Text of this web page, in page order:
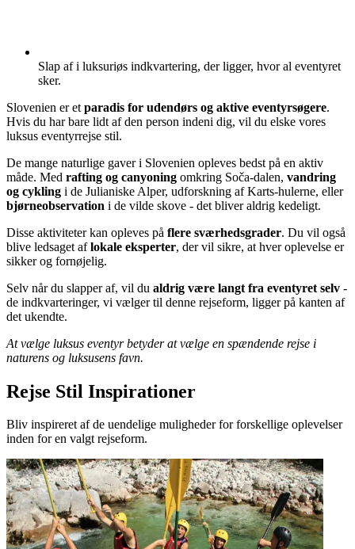
Slap af i luksuriøs indkvartering, der ligger, hvor al eventyret
sker.
Slovenien er et paradis for udendørs og aktive eventyrsøgere.
Hvis du har bare lidt af den person indeni dig, vil du elske vores
luksus eventyrrejse stil.
De mange naturlige gaver i Slovenien opleves bedst på en aktiv
måde. Med rafting og canyoning omkring Soča-dalen, vandring
og cykling i de Julianiske Alper, udforskning af Karts-hulerne, eller
bjørneobservation i de vilde skove - det bliver aldrig kedeligt.
Disse aktiviteter kan opleves på flere sværhedsgrader. Du vil også
blive ledsaget aflokale eksperter, der vil sikre, at hver oplevelse er
sikker og fornøjelig.
Selv når du slapper af, vil du aldrig være langt fra eventyret selv -
de indkvarteringer, vi vælger til denne rejseform, ligger på kanten af
det ukendte.
At vælge luksus eventyr betyder at vælge en spændende rejse i
naturens og luksusens favn.
Rejse Stil Inspirationer
Bliv inspireret af de uendelige muligheder for forskellige oplevelser
inden for en valgt rejseform.